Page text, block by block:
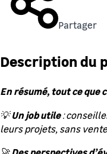
Partager
Description du
En résumé, tout ce que
💡Un job utile:
leurs projets, sans